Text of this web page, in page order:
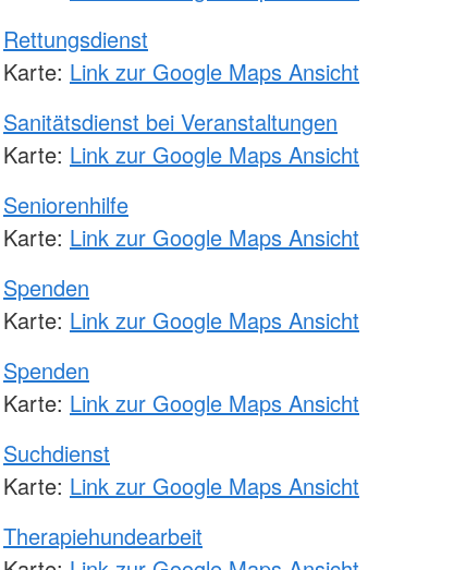
Rettungsdienst
Karte: Link zur Google Maps Ansicht
Sanitätsdienst bei Veranstaltungen
Karte: Link zur Google Maps Ansicht
Seniorenhilfe
Karte: Link zur Google Maps Ansicht
Spenden
Karte: Link zur Google Maps Ansicht
Spenden
Karte: Link zur Google Maps Ansicht
Suchdienst
Karte: Link zur Google Maps Ansicht
Therapiehundearbeit